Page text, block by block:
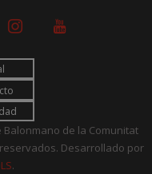
de la Comunitat
Desarrollado por
.